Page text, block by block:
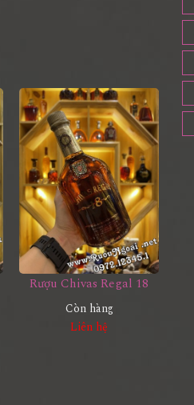
Rượu Chivas Regal 18
Còn hàng
Liên hệ